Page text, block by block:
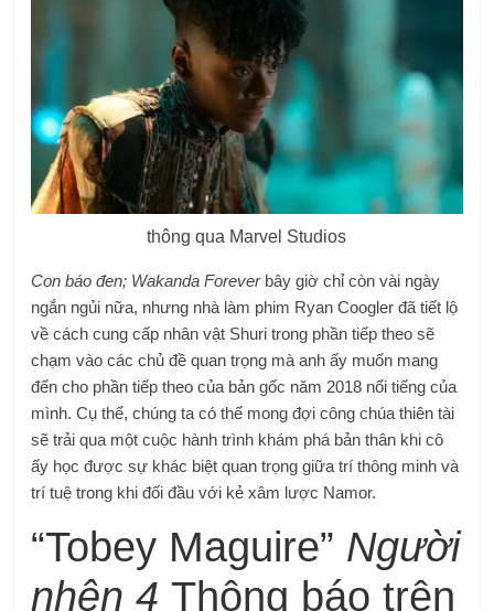
thông qua Marvel Studios
Con báo đen; Wakanda Forever bây giờ chỉ còn vài ngày
ngắn ngủi nữa, nhưng nhà làm phim Ryan Coogler đã tiết lộ
về cách cung cấp nhân vật Shuri trong phần tiếp theo sẽ
chạm vào các chủ đề quan trọng mà anh ấy muốn mang
đến cho phần tiếp theo của bản gốc năm 2018 nổi tiếng của
mình. Cụ thể, chúng ta có thể mong đợi công chúa thiên tài
sẽ trải qua một cuộc hành trình khám phá bản thân khi cô
ấy học được sự khác biệt quan trọng giữa trí thông minh và
trí tuệ trong khi đối đầu với kẻ xâm lược Namor.
“Tobey Maguire” Người
nhện 4Thông báo trên